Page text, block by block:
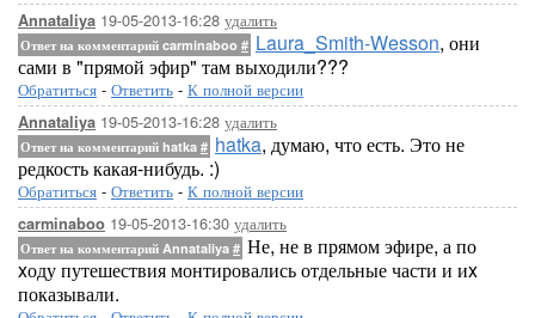
Annataliya 19-05-2013-16:28 удалить
Ответ на комментарий carminaboo # Laura_Smith-Wesson, они
сами в "прямой эфир" там выходили???
Обратиться - Ответить - К полной версии
Annataliya 19-05-2013-16:28 удалить
Ответ на комментарий hatka # hatka, думаю, что есть. Это не
редкость какая-нибудь. :)
Обратиться - Ответить - К полной версии
carminaboo 19-05-2013-16:30 удалить
Ответ на комментарий Annataliya # Не, не в прямом эфире, а по
xоду путешествия монтировались отдельные части и иx
показывали.